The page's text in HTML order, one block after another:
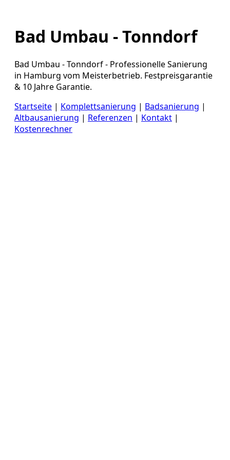
Bad Umbau - Tonndorf
Bad Umbau - Tonndorf - Professionelle Sanierung
in Hamburg vom Meisterbetrieb. Festpreisgarantie
& 10 Jahre Garantie.
Startseite | Komplettsanierung | Badsanierung |
Altbausanierung | Referenzen | Kontakt |
Kostenrechner